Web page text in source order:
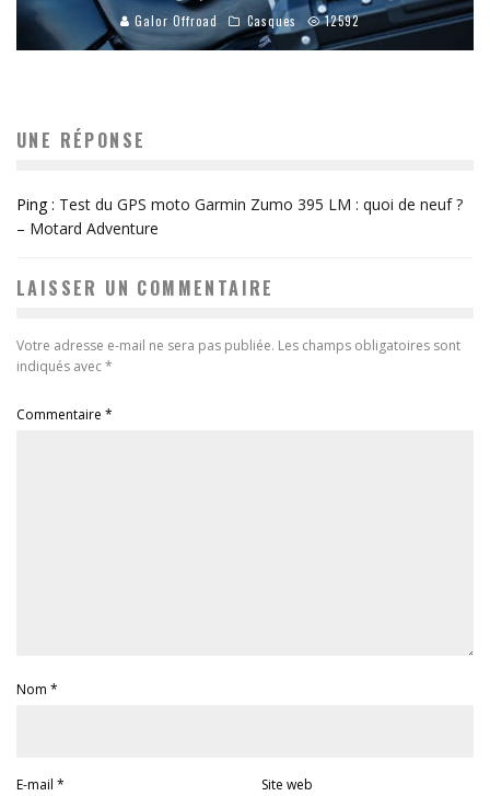
Galor Offroad Casques 12592
UNE RÉPONSE
Ping : Test du GPS moto Garmin Zumo 395 LM : quoi de neuf ?
– Motard Adventure
LAISSER UN COMMENTAIRE
Votre adresse e-mail ne sera pas publiée. Les champs obligatoires sont
indiqués avec*
Commentaire *
Nom *
E-mail * Site web